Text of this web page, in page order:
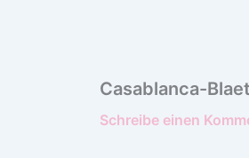
Casablanca-
Schreibe einen